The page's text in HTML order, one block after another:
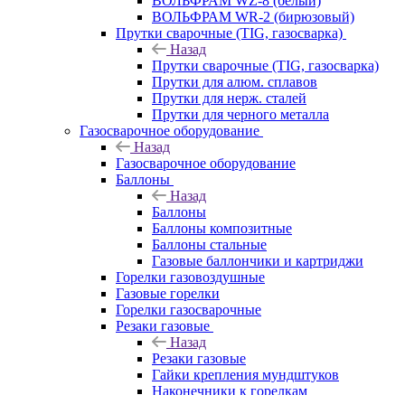
ВОЛЬФРАМ WR-2 (бирюзовый)
Прутки сварочные (TIG, газосварка)
Назад
Прутки сварочные (TIG, газосварка)
Прутки для алюм. сплавов
Прутки для нерж. сталей
Прутки для черного металла
Газосварочное оборудование
Назад
Газосварочное оборудование
Баллоны
Назад
Баллоны
Баллоны композитные
Баллоны стальные
Газовые баллончики и картриджи
Горелки газовоздушные
Газовые горелки
Горелки газосварочные
Резаки газовые
Назад
Резаки газовые
Гайки крепления мундштуков
Наконечники к горелкам